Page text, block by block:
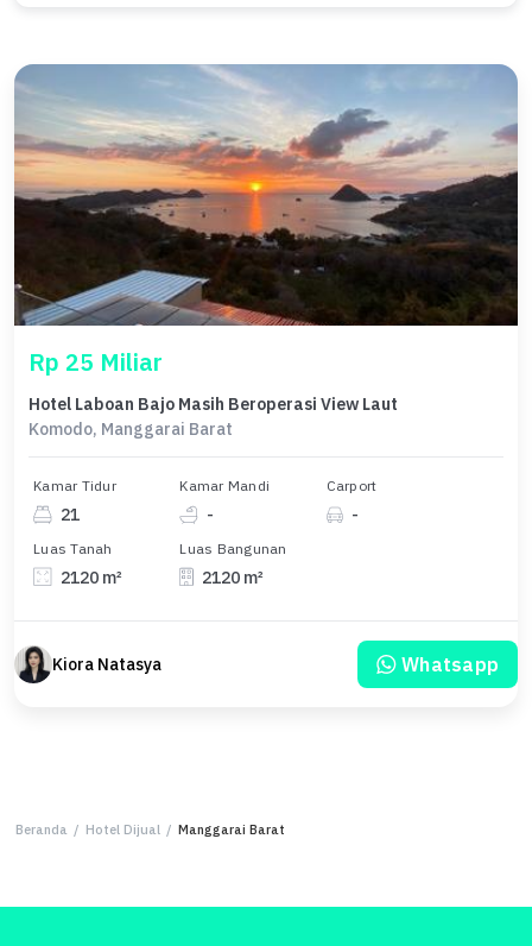
Rp 25 Miliar
Hotel Laboan Bajo Masih Beroperasi View Laut
Komodo, Manggarai Barat
Kamar Tidur
21
Kamar Mandi
-
Carport
-
Luas Tanah
2120 m²
Luas Bangunan
2120 m²
Kiora Natasya Whatsapp
Beranda / Hotel Dijual / Manggarai Barat